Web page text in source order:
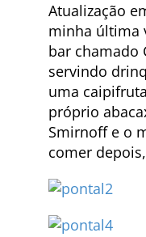
Atualização
minha última
bar chamado
servindo
uma
próprio
Smirnoff e o
comer